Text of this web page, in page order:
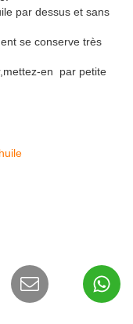
par dessus et sans
se conserve très
en par petite